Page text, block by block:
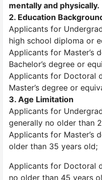
mentally and physically.
2. Education
Applicants for
high school diploma or
Applicants for Master’s
Bachelor’s degree or
Applicants for Doctoral
Master’s degree or
3. Age Limitation
Applicants for
generally no older than
Applicants for Master’s
older than 35 years old;
Applicants for Doctoral
no older than 45 years